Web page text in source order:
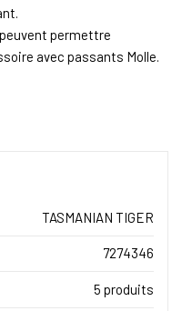
permettre
avec passants Molle.
TASMANIAN TIGER
7274346
5 produits